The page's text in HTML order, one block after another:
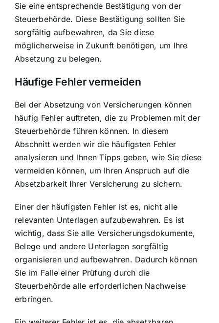
Sie eine entsprechende Bestätigung von der
Steuerbehörde. Diese Bestätigung sollten Sie
sorgfältig aufbewahren, da Sie diese
möglicherweise in Zukunft benötigen, um Ihre
Absetzung zu belegen.
Häufige Fehler vermeiden
Bei der Absetzung von Versicherungen können
häufig Fehler auftreten, die zu Problemen mit der
Steuerbehörde führen können. In diesem
Abschnitt werden wir die häufigsten Fehler
analysieren und Ihnen Tipps geben, wie Sie diese
vermeiden können, um Ihren Anspruch auf die
Absetzbarkeit Ihrer Versicherung zu sichern.
Einer der häufigsten Fehler ist es, nicht alle
relevanten Unterlagen aufzubewahren. Es ist
wichtig, dass Sie alle Versicherungsdokumente,
Belege und andere Unterlagen sorgfältig
organisieren und aufbewahren. Dadurch können
Sie im Falle einer Prüfung durch die
Steuerbehörde alle erforderlichen Nachweise
erbringen.